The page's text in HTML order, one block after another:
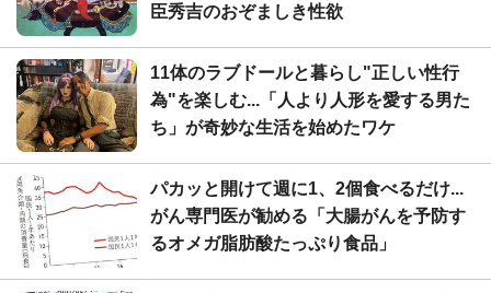
臣秀吉のおぞましき性欲
11体のラブドールと暮らし"正しい性行
為"を楽しむ...「人より人形を愛する男た
ち」が奇妙な生活を始めたワケ
パカッと開けて週に1、2個食べるだけ...
がん専門医が勧める「大腸がんを予防す
るオメガ脂肪酸たっぷり食品」